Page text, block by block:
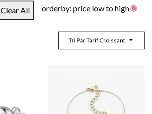
Clear All orderby: price low to high
Tri Par Tarif Croissant